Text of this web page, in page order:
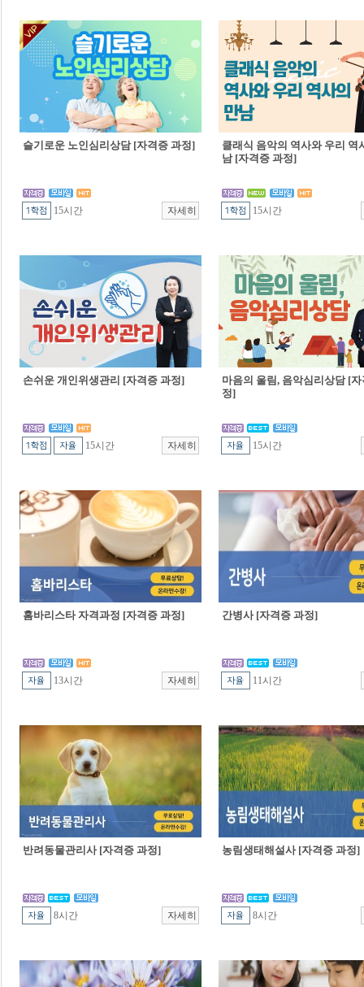
슬기로운 노인심리상담 [자격증 과정]
15시간
클래식 음악의 역사와 우리 역
남 [자격증 과정]
15시간
손쉬운 개인위생관리 [자격증 과정]
15시간
마음의 울림, 음악심리상담 [
정]
15시간
홈바리스타 자격과정 [자격증 과정]
13시간
간병사 [자격증 과정]
11시간
반려동물관리사 [자격증 과정]
8시간
농림생태해설사 [자격증 과정]
8시간